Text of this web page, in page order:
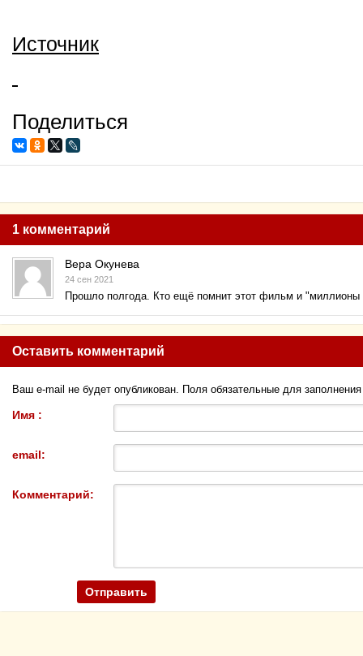
Источник
Поделиться
1 комментарий
Вера Окунева
24 сен 2021
Прошло полгода. Кто ещё помнит этот фильм и "миллионы
Оставить комментарий
Ваш e-mail не будет опубликован. Поля обязательные для
Имя :
email:
Комментарий: